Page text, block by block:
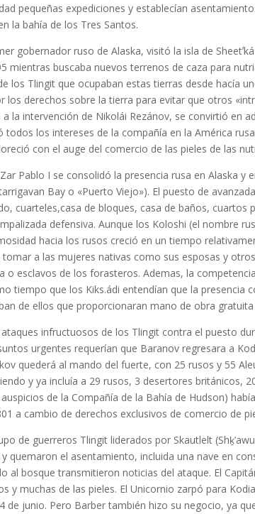
pequeñas expediciones y establecían
la bahía de los Tres Santos.
gobernador ruso de Alaska, visitó la isla de
mientras buscaba nuevos terrenos de caza para
los Tlingit que ocupaban estas tierras desde hacía
los derechos sobre la tierra para evitar que otros
la intervención de Nikolái Rezánov, se convirtió en
todos los intereses de la compañía en la América
con el auge del comercio de las pieles de las
Pablo I se consolidó la presencia rusa en Alaska y
Bay o «Puerto Viejo»). El puesto de
cuarteles,casa de bloques, casa de baños,
defensiva. Aunque los Koloshi (el nombre
hacia los rusos creció en un tiempo
a las mujeres nativas como sus esposas y
o esclavos de los forasteros. Ademas, la
tiempo que los Kiks.ádi entendían que la presencia
de ellos que proporcionaran mano de obra gratuita
infructuosos de los Tlingit contra el puesto
urgentes requerían que Baranov regresara a
quederá al mando del fuerte, con 25 rusos y 55
y ya incluía a 29 rusos, 3 desertores británicos,
de la Compañía de la Bahía de Hudson)
a cambio de derechos exclusivos de comercio de
de guerreros Tlingit liderados por Skautlelt
quemaron el asentamiento, incluida una nave en
al bosque transmitieron noticias del ataque. El
y muchas de las pieles. El Unicornio zarpó para
de junio. Pero Barber también hizo su negocio, ya